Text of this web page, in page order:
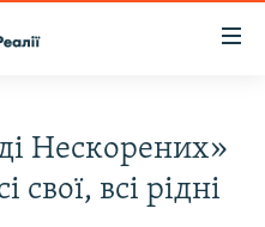
Нескорених»
свої, всі рідні